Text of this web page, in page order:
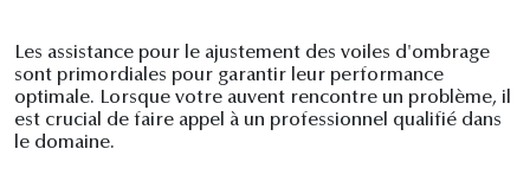
Les assistance pour le ajustement des voiles d'ombrage
sont primordiales pour garantir leur performance
optimale. Lorsque votre auvent rencontre un problème, il
est crucial de faire appel à un professionnel qualifié dans
le domaine.